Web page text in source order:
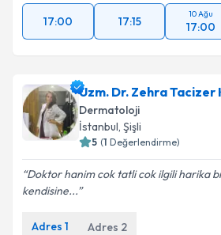
17:00 17:15
10 Ağu
17:00
Uzm. Dr. Zehra Tacizer
Dermatoloji
İstanbul, Şişli
5 (1 Değerlendirme)
Doktor hanim cok tatli cok ilgili harika
kendisine...
Adres 1 Adres 2